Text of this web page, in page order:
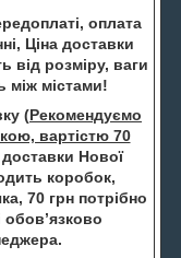
оплата
Ціна доставки
від розміру, ваги
між містами!
(Рекомендуємо
вартістю 70
Нової
коробок,
70 грн потрібно